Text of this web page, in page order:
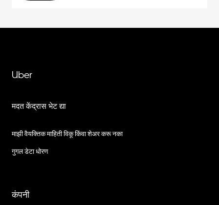
Uber
मदत केंद्रास भेट द्या
माझी वैयक्तिक माहिती विकू किंवा शेअर करू नका
गुगल डेटा धोरण
कंपनी